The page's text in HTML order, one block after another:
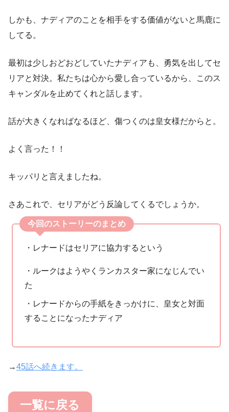
しかも、ナディアのことを相手をする価値がないと馬鹿に
してる。
最初は少しおどおどしていたナディアも、勇気を出してセ
リアと対決。私たちは心から愛し合っているから、このス
キャンダルを止めてくれと話します。
話が大きくなればなるほど、傷つくのは皇女様だからと。
よく言った！！
キッパリと言えましたね。
さあこれで、セリアがどう反論してくるでしょうか。
今回のストーリーのまとめ
・レナードはセリアに協力するという
・ルークはようやくランカスター家になじんでい
た
・レナードからの手紙をきっかけに、皇女と対面
することになったナディア
→45話へ続きます。
一覧に戻る